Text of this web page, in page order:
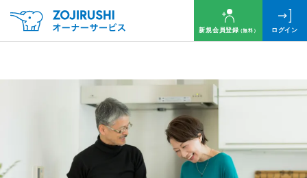
新規会員登録（無料） ログイン
毎月抽選で 名様に
円分のQUOカードプレゼント！